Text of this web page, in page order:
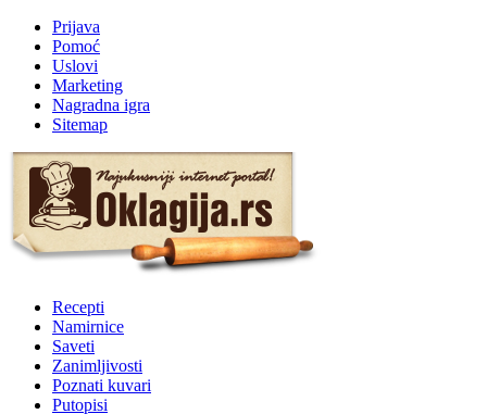
Prijava
Pomoć
Uslovi
Marketing
Nagradna igra
Sitemap
Recepti
Namirnice
Saveti
Zanimljivosti
Poznati kuvari
Putopisi